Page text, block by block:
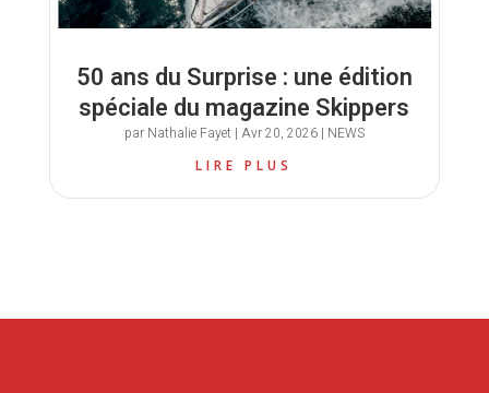
50 ans du Surprise : une édition
spéciale du magazine Skippers
par Nathalie Fayet| Avr 20, 2026| NEWS
LIRE PLUS